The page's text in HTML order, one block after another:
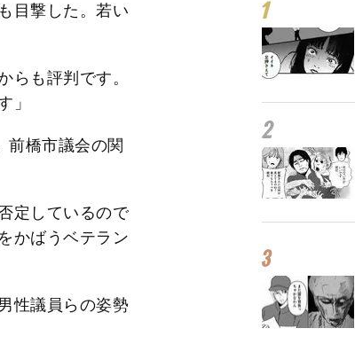
目撃した。若い
らも評判です。
」
前橋市議会の関
定しているので
かばうベテラン
性議員らの姿勢